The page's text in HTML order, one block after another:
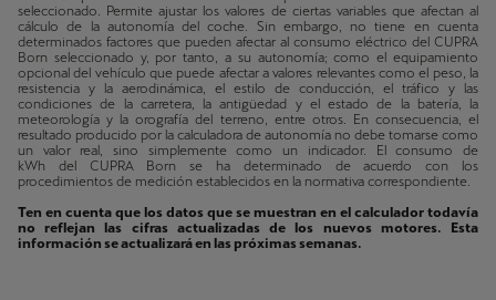
seleccionado. Permite ajustar los valores de ciertas variables que afectan al
cálculo de la autonomía del coche. Sin embargo, no tiene en cuenta
determinados factores que pueden afectar al consumo eléctrico del CUPRA
Born seleccionado y, por tanto, a su autonomía; como el equipamiento
opcional del vehículo que puede afectar a valores relevantes como el peso, la
resistencia y la aerodinámica, el estilo de conducción, el tráfico y las
condiciones de la carretera, la antigüedad y el estado de la batería, la
meteorología y la orografía del terreno, entre otros. En consecuencia, el
resultado producido por la calculadora de autonomía no debe tomarse como
un valor real, sino simplemente como un indicador. El consumo de
kWh del CUPRA Born se ha determinado de acuerdo con los
procedimientos de medición establecidos en la normativa correspondiente.
Ten en cuenta que los datos que se muestran en el calculador todavía
no reflejan las cifras actualizadas de los nuevos motores. Esta
información se actualizará en las próximas semanas.